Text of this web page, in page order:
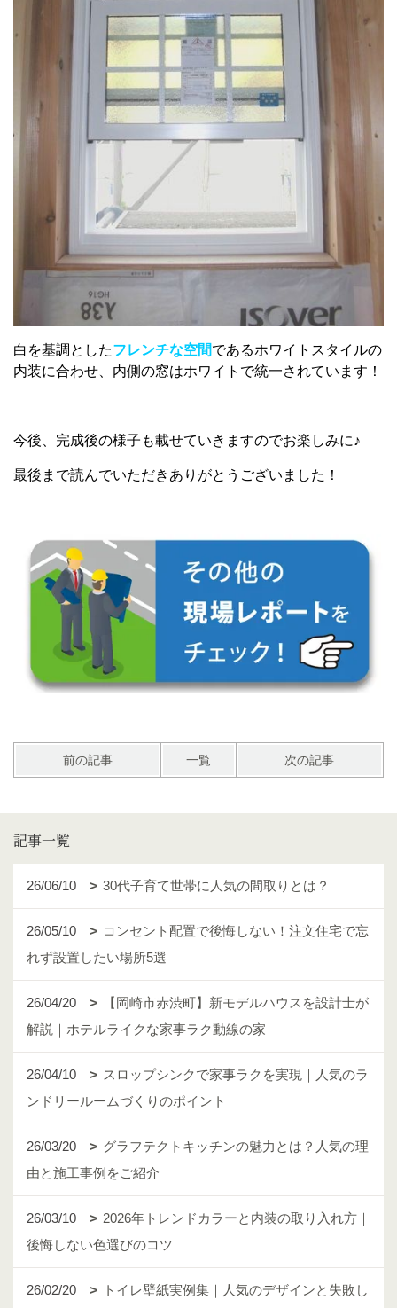
白を基調としたフレンチな空間であるホワイトスタイルの
内装に合わせ、内側の窓はホワイトで統一されています！
今後、完成後の様子も載せていきますのでお楽しみに♪
最後まで読んでいただきありがとうございました！
前の記事 一覧 次の記事
記事一覧
26/06/10 30代子育て世帯に人気の間取りとは？
26/05/10
コンセント配置で後悔しない！注文住宅で忘
れず設置したい場所5選
26/04/20
【岡崎市赤渋町】新モデルハウスを設計士が
解説｜ホテルライクな家事ラク動線の家
26/04/10
スロップシンクで家事ラクを実現｜人気のラ
ンドリールームづくりのポイント
26/03/20
グラフテクトキッチンの魅力とは？人気の理
由と施工事例をご紹介
26/03/10
2026年トレンドカラーと内装の取り入れ方｜
後悔しない色選びのコツ
26/02/20
トイレ壁紙実例集｜人気のデザインと失敗し